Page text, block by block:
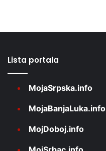
Lista portala
MojaSrpska.info
MojaBanjaLuka.info
MojDoboj.info